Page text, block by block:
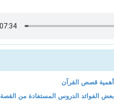
أهمية قصص القرآن
بعض الفوائد الدروس المستفادة من القصة